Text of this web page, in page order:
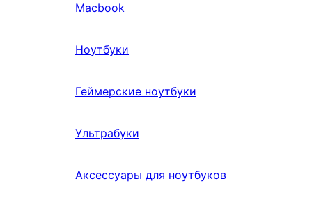
Macbook
Ноутбуки
Геймерские ноутбуки
Ультрабуки
Аксессуары для ноутбуков